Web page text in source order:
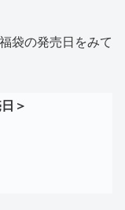
袋の発売日をみて
＞